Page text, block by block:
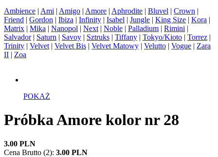
Ambience | Ami | Amigo | Amore | Aphrodite | Bluvel | Crown |
Friend | Gordon | Ibiza | Infinity | Isabel | Jungle | King Size | Kora |
Matrix | Mika | Nanopol | Next | Noble | Palladium | Rimini |
Salvador| Saturn | Savoy | Sztruks | Tiffany | Tokyo/Kioto | Torrez |
Trinity | Velvet | Velvet Bis | Velvet Matowy | Velutto | Vogue | Zara
II | Zoa
POKAŻ
Próbka Amore kolor nr 28
3.00 PLN
Cena Brutto (2): 3.00 PLN